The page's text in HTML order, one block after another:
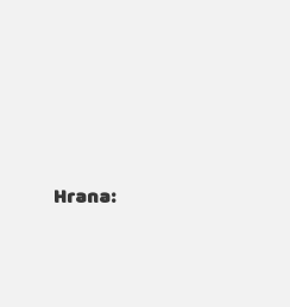
Hrana: